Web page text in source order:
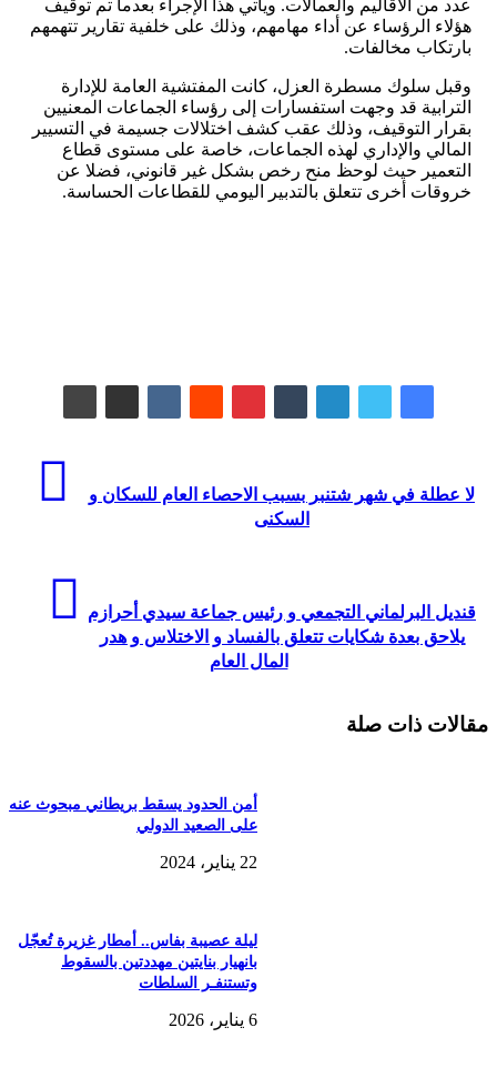
عدد من الأقاليم والعمالات. ويأتي هذا الإجراء بعدما تم توقيف
هؤلاء الرؤساء عن أداء مهامهم، وذلك على خلفية تقارير تتهمهم
بارتكاب مخالفات.
وقبل سلوك مسطرة العزل، كانت المفتشية العامة للإدارة
الترابية قد وجهت استفسارات إلى رؤساء الجماعات المعنيين
بقرار التوقيف، وذلك عقب كشف اختلالات جسيمة في التسيير
المالي والإداري لهذه الجماعات، خاصة على مستوى قطاع
التعمير حيث لوحظ منح رخص بشكل غير قانوني، فضلا عن
خروقات أخرى تتعلق بالتدبير اليومي للقطاعات الحساسة.
لا عطلة في شهر شتنبر بسبب الاحصاء العام للسكان و
السكنى
قنديل البرلماني التجمعي و رئيس جماعة سيدي أحرازم
يلاحق بعدة شكايات تتعلق بالفساد و الاختلاس و هدر
المال العام
مقالات ذات صلة
أمن الحدود يسقط بريطاني مبحوث عنه
على الصعيد الدولي
22 يناير، 2024
ليلة عصيبة بفاس.. أمطار غزيرة تُعجّل
بانهيار بنايتين مهددتين بالسقوط
وتستنفـر السلطات
6 يناير، 2026